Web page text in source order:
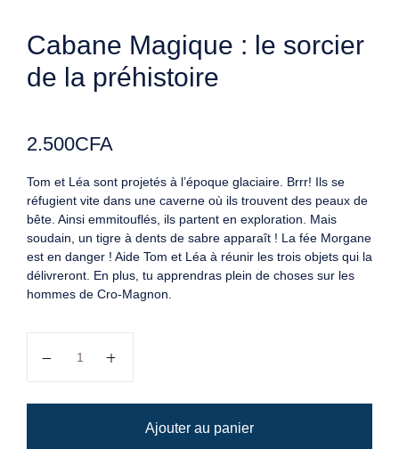
Cabane Magique : le sorcier
de la préhistoire
2.500CFA
Tom et Léa sont projetés à l’époque glaciaire. Brrr! Ils se
réfugient vite dans une caverne où ils trouvent des peaux de
bête. Ainsi emmitouflés, ils partent en exploration. Mais
soudain, un tigre à dents de sabre apparaît ! La fée Morgane
est en danger ! Aide Tom et Léa à réunir les trois objets qui la
délivreront. En plus, tu apprendras plein de choses sur les
hommes de Cro-Magnon.
Ajouter au panier